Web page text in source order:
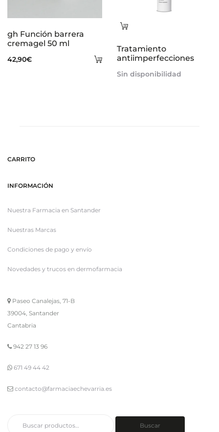
Añadir
gh Función barrera
cremagel 50 ml
42,90€
Leer
Tratamiento
antiimperfecciones
Sin disponibilidad
CARRITO
INFORMACIÓN
Nuestra Farmacia en Santander
Nuestras Marcas
Condiciones de pago y envío
Novedades y trucos en dermofarmacia
Paseo Canalejas, 71-B
39004, Santander
Cantabria
942 27 13 96
671 49 44 42
contacto@farmaciaechevarria.es
Buscar